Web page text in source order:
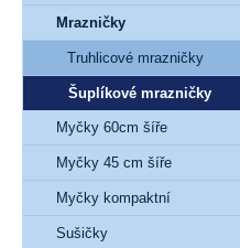
Mrazničky
Truhlicové mrazničky
Šuplíkové mrazničky
Myčky 60cm šíře
Myčky 45 cm šíře
Myčky kompaktní
Sušičky